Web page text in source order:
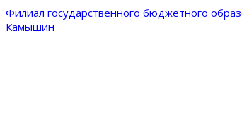
Филиал государственного бюджетного
Камышин